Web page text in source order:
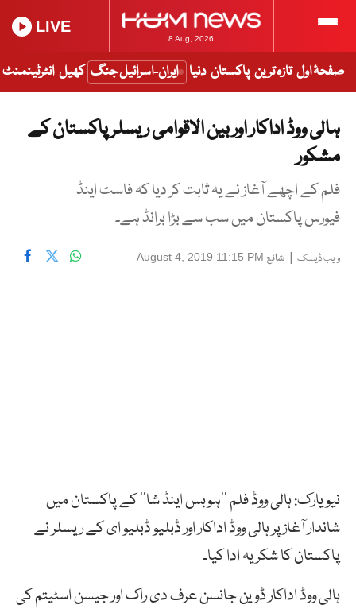
8 Aug, 2026
LIVE
صفحۂ اول تازہ ترین پاکستان دنیا ایران-اسرائیل جنگ کھیل انٹرٹینمنٹ
ہالی ووڈ اداکار اور بین الاقوامی ریسلر پاکستان کے
مشکور
فلم کے اچھے آغاز نے یہ ثابت کر دیا کہ فاسٹ اینڈ
فیورس پاکستان میں سب سے بڑا برانڈ ہے۔
ویب ڈیسک | شائع August 4, 2019 11:15 PM
نیویارک: ہالی ووڈ فلم ’’ہوبس اینڈ شا‘‘ کے پاکستان میں
شاندار آغاز پر ہالی ووڈ اداکار اور ڈبلیو ڈبلیو ای کے ریسلر نے
پاکستان کا شکریہ ادا کیا۔
ہالی ووڈ اداکار ڈوین جانسن عرف دی راک اور جیسن اسٹیتم کی